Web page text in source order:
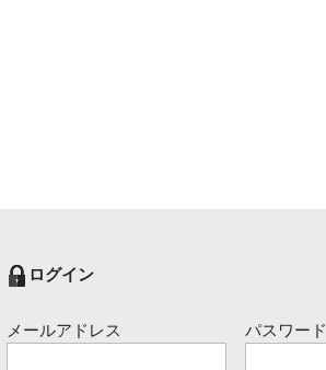
ログイン
メールアドレス パスワード